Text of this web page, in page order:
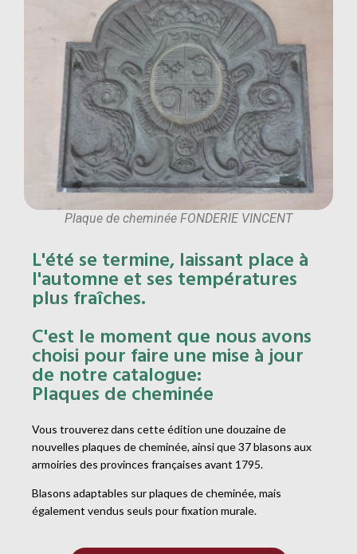
Plaque de cheminée FONDERIE VINCENT
L'été se termine, laissant place à
l'automne et ses températures
plus fraîches.
C'est le moment que nous avons
choisi pour faire une mise à jour
de notre catalogue:
Plaques de cheminée
Vous trouverez dans cette édition une douzaine de
nouvelles plaques de cheminée, ainsi que 37 blasons aux
armoiries des provinces françaises avant 1795.
Blasons adaptables sur plaques de cheminée, mais
également vendus seuls pour fixation murale.